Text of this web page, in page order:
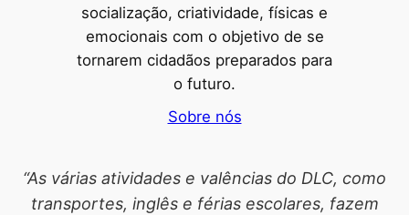
socialização, criatividade, físicas e
emocionais com o objetivo de se
tornarem cidadãos preparados para
o futuro.
Sobre nós
“As várias atividades e valências do DLC, como
transportes, inglês e férias escolares, fazem